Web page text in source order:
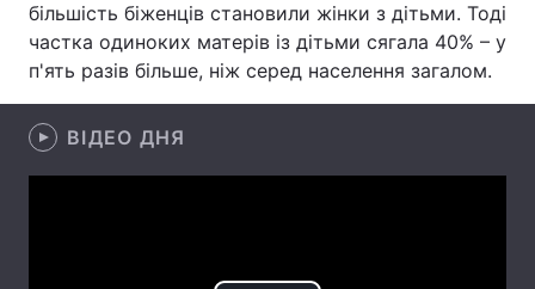
Відео з Youtube Статті
Інтерв'ю Думки
більшість біженців становили жінки з дітьми. Тоді
частка одиноких матерів із дітьми сягала 40% – у
п'ять разів більше, ніж серед населення загалом.
ВІДЕО ДНЯ